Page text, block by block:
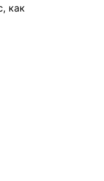
как